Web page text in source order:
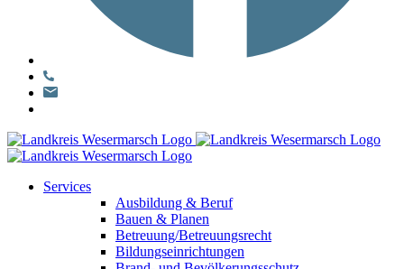
Services
Ausbildung & Beruf
Bauen & Planen
Betreuung/Betreuungsrecht
Bildungseinrichtungen